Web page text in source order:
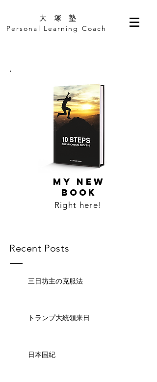
​大 塚 塾
Personal Learning Coach
MY NEW
BOOK
Right here!
Recent Posts
三日坊主の克服法
トランプ大統領来日
日本国紀